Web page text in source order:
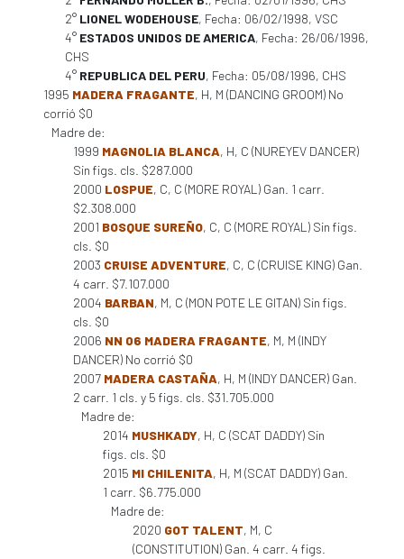
2° LIONEL WODEHOUSE, Fecha: 06/02/1998, VSC
4° ESTADOS UNIDOS DE AMERICA, Fecha: 26/06/1996,
CHS
4° REPUBLICA DEL PERU, Fecha: 05/08/1996, CHS
1995 MADERA FRAGANTE, H, M (DANCING GROOM) No
corrió $0
Madre de:
1999 MAGNOLIA BLANCA, H, C (NUREYEV DANCER)
Sin figs. cls. $287.000
2000 LOSPUE, C, C (MORE ROYAL) Gan. 1 carr.
$2.308.000
2001 BOSQUE SUREÑO, C, C (MORE ROYAL) Sin figs.
cls. $0
2003 CRUISE ADVENTURE, C, C (CRUISE KING) Gan.
4 carr. $7.107.000
2004 BARBAN, M, C (MON POTE LE GITAN) Sin figs.
cls. $0
2006 NN 06 MADERA FRAGANTE, M, M (INDY
DANCER) No corrió $0
2007 MADERA CASTAÑA, H, M (INDY DANCER) Gan.
2 carr. 1 cls. y 5 figs. cls. $31.705.000
Madre de:
2014 MUSHKADY, H, C (SCAT DADDY) Sin
figs. cls. $0
2015 MI CHILENITA, H, M (SCAT DADDY) Gan.
1 carr. $6.775.000
Madre de:
2020 GOT TALENT, M, C
(CONSTITUTION) Gan. 4 carr. 4 figs.